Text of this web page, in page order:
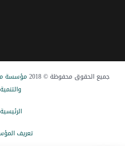
جميع الحقوق محفوظة © 2018
مؤسسة
والتنمیة
الرئيسیة
تعریف